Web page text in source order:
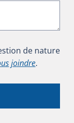
de nature
joindre.